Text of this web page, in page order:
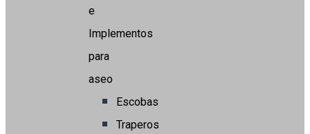
e
Implementos
para
aseo
Escobas
Traperos